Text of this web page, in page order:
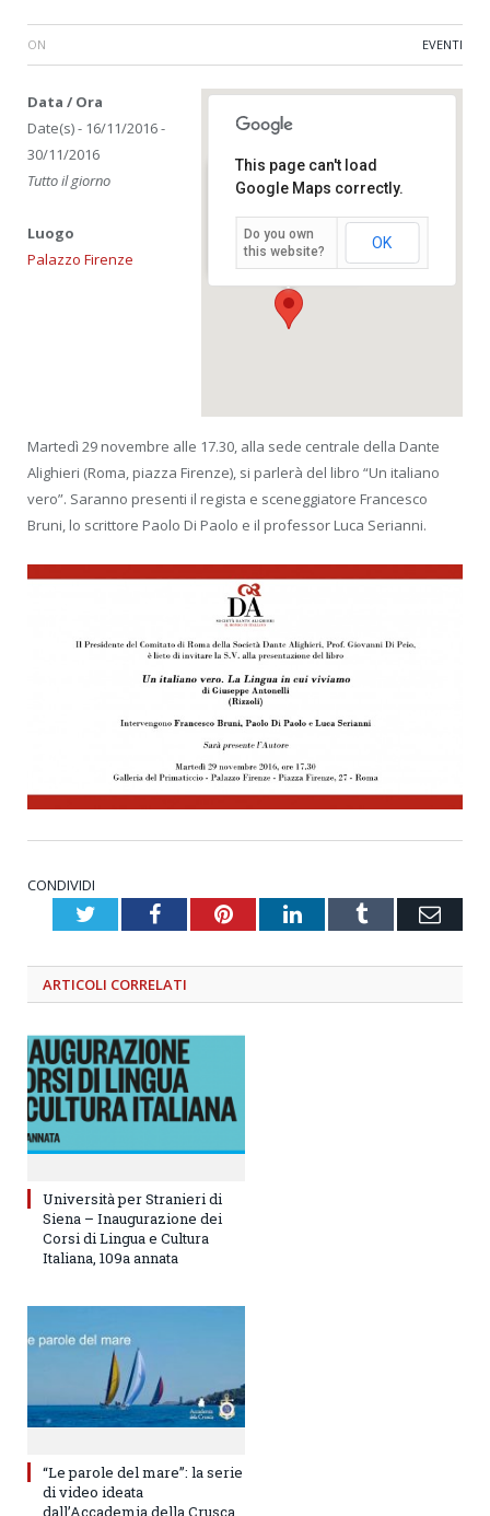
ON EVENTI
Palazzo Firenze
Piazza Firenze, 27 - roma
Eventi
This page can't load
Google Maps correctly.
Do you own
this website?
OK
Data / Ora
Date(s) - 16/11/2016 -
30/11/2016
Tutto il giorno
Luogo
Palazzo Firenze
Martedì 29 novembre alle 17.30, alla sede centrale della Dante
Alighieri (Roma, piazza Firenze), si parlerà del libro “Un italiano
vero”. Saranno presenti il regista e sceneggiatore Francesco
Bruni, lo scrittore Paolo Di Paolo e il professor Luca Serianni.
CONDIVIDI
TwitterFacebookPinterestLinkedInTumblr
ARTICOLI CORRELATI
Università per Stranieri di
Siena – Inaugurazione dei
Corsi di Lingua e Cultura
Italiana, 109a annata
“Le parole del mare”: la serie
di video ideata
dall’Accademia della Crusca